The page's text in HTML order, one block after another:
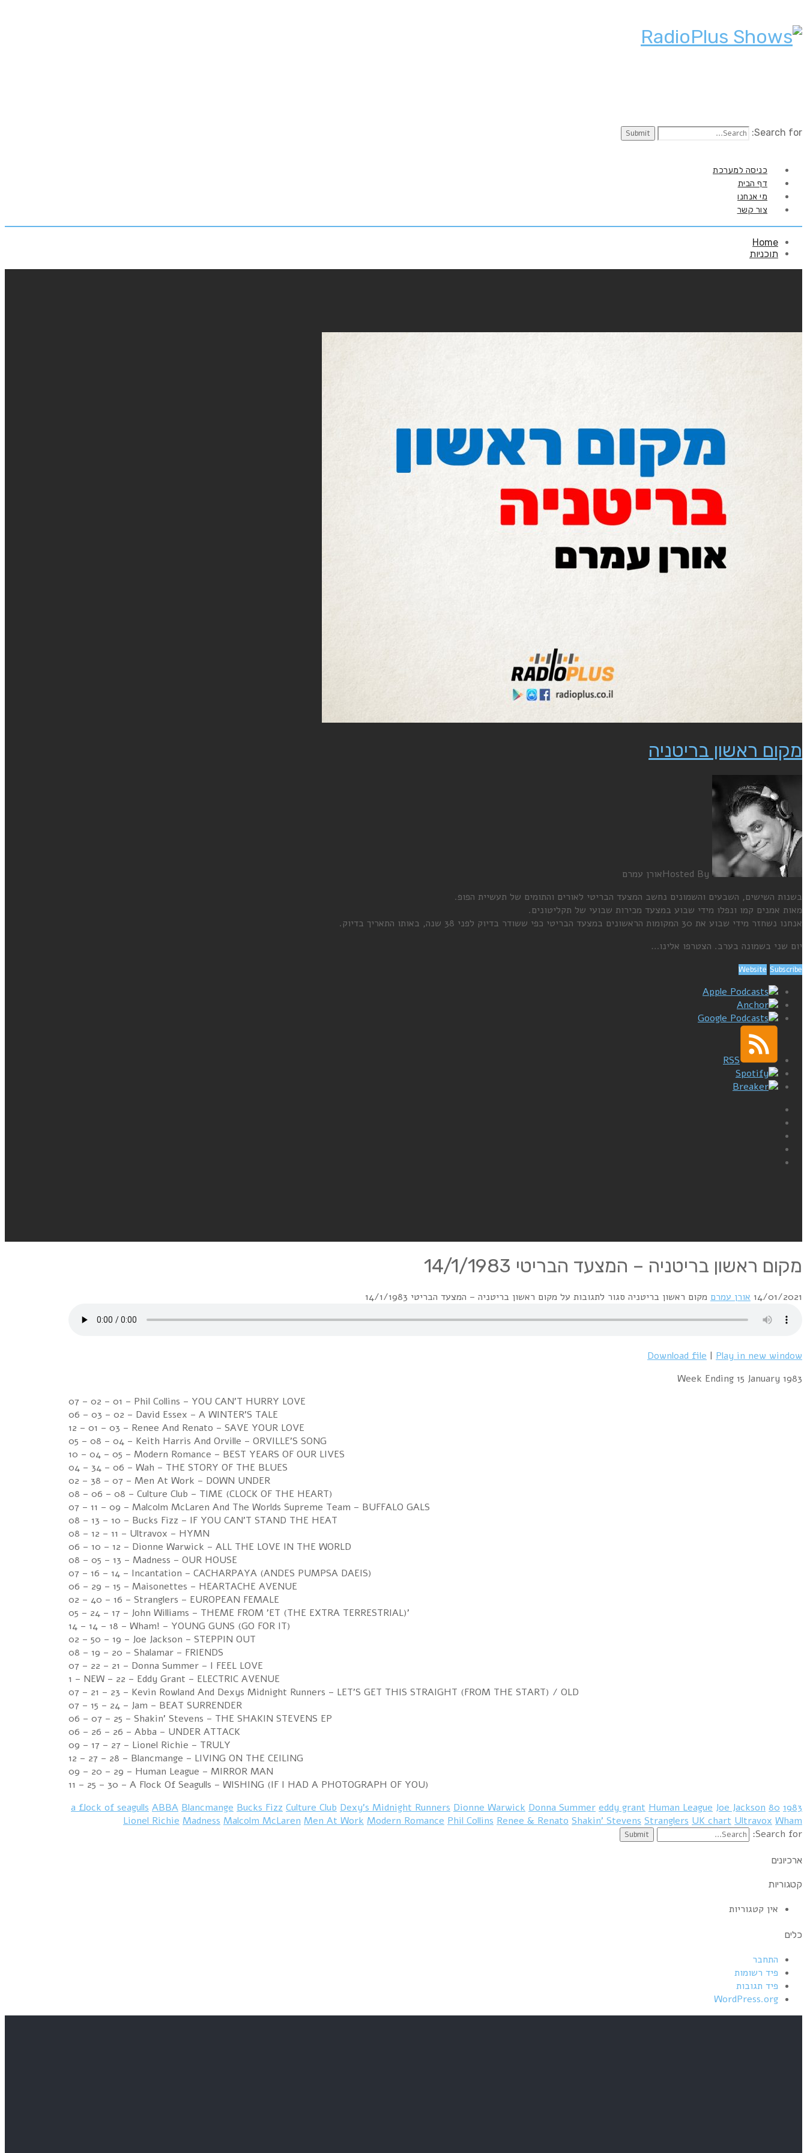
Search for:
כניסה למערכת
דף הבית
מי אנחנו
צור קשר
Home
תוכניות
מקום ראשון בריטניה
Hosted Byאורן עמרם
בשנות השישים, השבעים והשמונים נחשב המצעד הבריטי לאורים והתומים של תעשיית הפופ.
מאות אמנים קמו ונפלו מידי שבוע במצעד מכירות שבועי של תקליטונים.
אנחנו נשחזר מידי שבוע את 30 המקומות הראשונים במצעד הבריטי כפי ששודר בדיוק לפני 38 שנה, באותו התאריך בדיוק.
יום שני בשמונה בערב. הצטרפו אלינו…
Website Subscribe
Apple Podcasts
Anchor
Google Podcasts
RSS
Spotify
Breaker
מקום ראשון בריטניה – המצעד הבריטי 14/1/1983
14/01/2021 אורן עמרם מקום ראשון בריטניה סגור לתגובות על מקום ראשון בריטניה – המצעד הבריטי 14/1/1983
Download file | Play in new window
Week Ending 15 January 1983
07 – 02 – 01 – Phil Collins – YOU CAN'T HURRY LOVE
06 – 03 – 02 – David Essex – A WINTER'S TALE
12 – 01 – 03 – Renee And Renato – SAVE YOUR LOVE
05 – 08 – 04 – Keith Harris And Orville – ORVILLE'S SONG
10 – 04 – 05 – Modern Romance – BEST YEARS OF OUR LIVES
04 – 34 – 06 – Wah – THE STORY OF THE BLUES
02 – 38 – 07 – Men At Work – DOWN UNDER
08 – 06 – 08 – Culture Club – TIME (CLOCK OF THE HEART)
07 – 11 – 09 – Malcolm McLaren And The Worlds Supreme Team – BUFFALO GALS
08 – 13 – 10 – Bucks Fizz – IF YOU CAN'T STAND THE HEAT
08 – 12 – 11 – Ultravox – HYMN
06 – 10 – 12 – Dionne Warwick – ALL THE LOVE IN THE WORLD
08 – 05 – 13 – Madness – OUR HOUSE
07 – 16 – 14 – Incantation – CACHARPAYA (ANDES PUMPSA DAEIS)
06 – 29 – 15 – Maisonettes – HEARTACHE AVENUE
02 – 40 – 16 – Stranglers – EUROPEAN FEMALE
05 – 24 – 17 – John Williams – THEME FROM 'ET (THE EXTRA TERRESTRIAL)'
14 – 14 – 18 – Wham! – YOUNG GUNS (GO FOR IT)
02 – 50 – 19 – Joe Jackson – STEPPIN OUT
08 – 19 – 20 – Shalamar – FRIENDS
07 – 22 – 21 – Donna Summer – I FEEL LOVE
1 – NEW – 22 – Eddy Grant – ELECTRIC AVENUE
07 – 21 – 23 – Kevin Rowland And Dexys Midnight Runners – LET'S GET THIS STRAIGHT (FROM THE START) / OLD
07 – 15 – 24 – Jam – BEAT SURRENDER
06 – 07 – 25 – Shakin' Stevens – THE SHAKIN STEVENS EP
06 – 26 – 26 – Abba – UNDER ATTACK
09 – 17 – 27 – Lionel Richie – TRULY
12 – 27 – 28 – Blancmange – LIVING ON THE CEILING
09 – 20 – 29 – Human League – MIRROR MAN
11 – 25 – 30 – A Flock Of Seagulls – WISHING (IF I HAD A PHOTOGRAPH OF YOU)
1983
80
a flock of seagulls ABBA Blancmange Bucks Fizz Culture Club Dexy's Midnight Runners Dionne Warwick Donna Summer eddy grant Human League Joe Jackson
Lionel Richie Madness Malcolm McLaren Men At Work Modern Romance Phil Collins Renee & Renato Shakin' Stevens Stranglers UK chart Ultravox Wham
Search for:
ארכיונים
קטגוריות
אין קטגוריות
כלים
התחבר
פיד רשומות
פיד תגובות
WordPress.org